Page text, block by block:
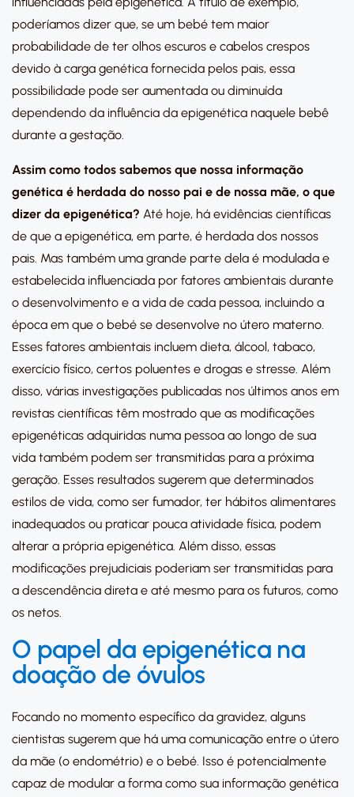
poderíamos dizer que, se um bebé tem maior
probabilidade de ter olhos escuros e cabelos crespos
devido à carga genética fornecida pelos pais, essa
possibilidade pode ser aumentada ou diminuída
dependendo da influência da epigenética naquele bebê
durante a gestação.
Assim como todos sabemos que nossa informação
genética é herdada do nosso pai e de nossa mãe, o que
dizer da epigenética? Até hoje, há evidências científicas
de que a epigenética, em parte, é herdada dos nossos
pais. Mas também uma grande parte dela é modulada e
estabelecida influenciada por fatores ambientais durante
o desenvolvimento e a vida de cada pessoa, incluindo a
época em que o bebé se desenvolve no útero materno.
Esses fatores ambientais incluem dieta, álcool, tabaco,
exercício físico, certos poluentes e drogas e stresse. Além
disso, várias investigações publicadas nos últimos anos em
revistas científicas têm mostrado que as modificações
epigenéticas adquiridas numa pessoa ao longo de sua
vida também podem ser transmitidas para a próxima
geração. Esses resultados sugerem que determinados
estilos de vida, como ser fumador, ter hábitos alimentares
inadequados ou praticar pouca atividade física, podem
alterar a própria epigenética. Além disso, essas
modificações prejudiciais poderiam ser transmitidas para
a descendência direta e até mesmo para os futuros, como
os netos.
O papel da epigenética na
doação de óvulos
Focando no momento específico da gravidez, alguns
cientistas sugerem que há uma comunicação entre o útero
da mãe (o endométrio) e o bebé. Isso é potencialmente
capaz de modular a forma como sua informação genética